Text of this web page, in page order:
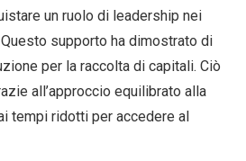
un ruolo di leadership nei
supporto ha dimostrato di
per la raccolta di capitali. Ciò
all’approccio equilibrato alla
tempi ridotti per accedere al